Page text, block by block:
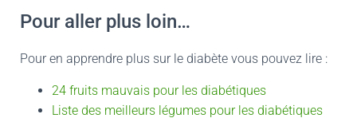
Pour aller plus loin…
Pour en apprendre plus sur le diabète vous pouvez lire :
24 fruits mauvais pour les diabétiques
Liste des meilleurs légumes pour les diabétiques